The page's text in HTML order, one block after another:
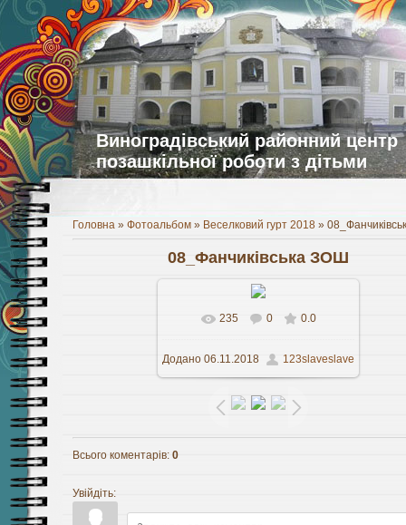
Виноградівський районний центр
позашкільної роботи з дітьми
Головна » Фотоальбом » Веселковий гурт 2018 »
08_Фанчиківська ЗОШ
У реальному розмірі 1100x790
/ 176.3Kb
235 0 0.0
Додано 06.11.2018 123slaveslave
Всього коментарів: 0
Увійдіть: